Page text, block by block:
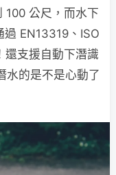
100 公尺，而水下
EN13319、ISO
支援自動下潛識
水的是不是心動了